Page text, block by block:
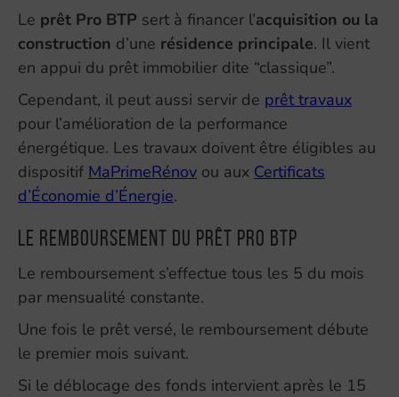
Le prêt Pro BTP sert à financer l’acquisition ou la
construction d’une résidence principale. Il vient
en appui du prêt immobilier dite “classique”.
Cependant, il peut aussi servir de prêt travaux
pour l’amélioration de la performance
énergétique. Les travaux doivent être éligibles au
dispositif MaPrimeRénov ou aux Certificats
d’Économie d’Énergie.
Le remboursement du Prêt Pro BTP
Le remboursement s’effectue tous les 5 du mois
par mensualité constante.
Une fois le prêt versé, le remboursement débute
le premier mois suivant.
Si le déblocage des fonds intervient après le 15